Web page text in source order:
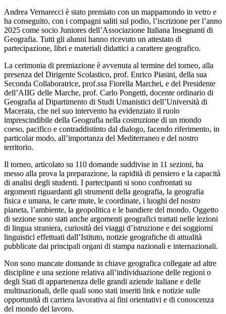
Andrea Vernarecci è stato premiato con un mappamondo in vetro e
ha conseguito, con i compagni saliti sul podio, l’iscrizione per l’anno
2025 come socio Juniores dell’Associazione Italiana Insegnanti di
Geografia. Tutti gli alunni hanno ricevuto un attestato di
partecipazione, libri e materiali didattici a carattere geografico.
La cerimonia di premiazione è avvenuta al termine del torneo, alla
presenza del Dirigente Scolastico, prof. Enrico Piasini, della sua
Seconda Collaboratrice, prof.ssa Fiorella Marchei, e del Presidente
dell’AIIG delle Marche, prof. Carlo Pongetti, docente ordinario di
Geografia al Dipartimento di Studi Umanistici dell’Università di
Macerata, che nel suo intervento ha evidenziato il ruolo
imprescindibile della Geografia nella costruzione di un mondo
coeso, pacifico e contraddistinto dal dialogo, facendo riferimento, in
particolar modo, all’importanza del Mediterraneo e del nostro
territorio.
Il torneo, articolato su 110 domande suddivise in 11 sezioni, ha
messo alla prova la preparazione, la rapidità di pensiero e la capacità
di analisi degli studenti. I partecipanti si sono confrontati su
argomenti riguardanti gli strumenti della geografia, la geografia
fisica e umana, le carte mute, le coordinate, i luoghi del nostro
pianeta, l’ambiente, la geopolitica e le bandiere del mondo. Oggetto
di sezione sono stati anche argomenti geografici trattati nelle lezioni
di lingua straniera, curiosità dei viaggi d’istruzione e dei soggiorni
linguistici effettuati dall’Istituto, notizie geografiche di attualità
pubblicate dai principali organi di stampa nazionali e internazionali.
Non sono mancate domande in chiave geografica collegate ad altre
discipline e una sezione relativa all’individuazione delle regioni o
degli Stati di appartenenza delle grandi aziende italiane e delle
multinazionali, delle quali sono stati inseriti link e notizie sulle
opportunità di carriera lavorativa ai fini orientativi e di conoscenza
del mondo del lavoro.